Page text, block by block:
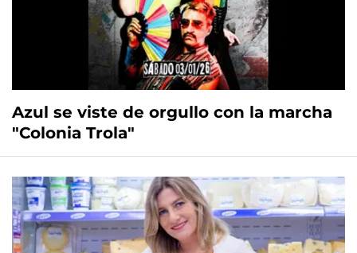
Azul se viste de orgullo con la marcha
"Colonia Trola"